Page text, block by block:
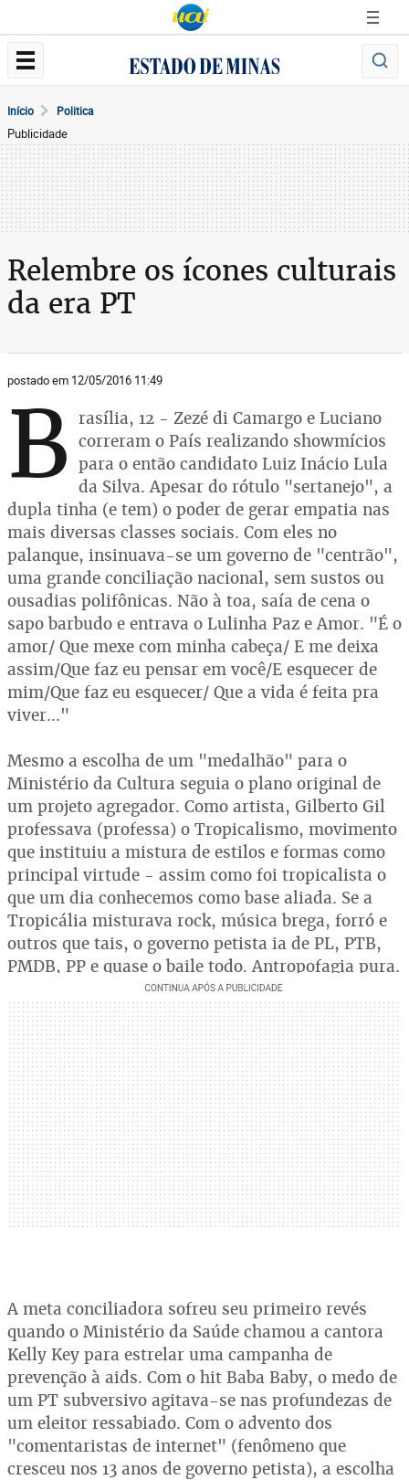
Início Politica
Publicidade
Relembre os ícones culturais
da era PT
postado em 12/05/2016 11:49
B rasília, 12 - Zezé di Camargo e Luciano
correram o País realizando showmícios
para o então candidato Luiz Inácio Lula
da Silva. Apesar do rótulo "sertanejo", a
dupla tinha (e tem) o poder de gerar empatia nas
mais diversas classes sociais. Com eles no
palanque, insinuava-se um governo de "centrão",
uma grande conciliação nacional, sem sustos ou
ousadias polifônicas. Não à toa, saía de cena o
sapo barbudo e entrava o Lulinha Paz e Amor. "É o
amor/ Que mexe com minha cabeça/ E me deixa
assim/Que faz eu pensar em você/E esquecer de
mim/Que faz eu esquecer/ Que a vida é feita pra
viver..."
Mesmo a escolha de um "medalhão" para o
Ministério da Cultura seguia o plano original de
um projeto agregador. Como artista, Gilberto Gil
professava (professa) o Tropicalismo, movimento
que instituiu a mistura de estilos e formas como
principal virtude - assim como foi tropicalista o
que um dia conhecemos como base aliada. Se a
Tropicália misturava rock, música brega, forró e
outros que tais, o governo petista ia de PL, PTB,
PMDB, PP e quase o baile todo. Antropofagia pura.
A meta conciliadora sofreu seu primeiro revés
quando o Ministério da Saúde chamou a cantora
Kelly Key para estrelar uma campanha de
prevenção à aids. Com o hit Baba Baby, o medo de
um PT subversivo agitava-se nas profundezas de
um eleitor ressabiado. Com o advento dos
"comentaristas de internet" (fenômeno que
cresceu nos 13 anos de governo petista), a escolha